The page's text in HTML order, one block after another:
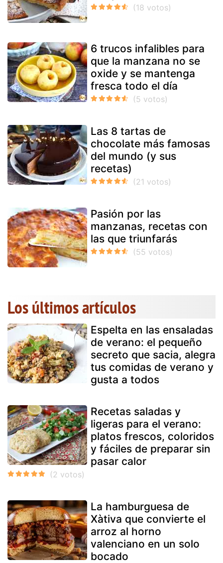
6 trucos infalibles para
que la manzana no se
oxide y se mantenga
fresca todo el día
Las 8 tartas de
chocolate más famosas
del mundo (y sus
recetas)
Pasión por las
manzanas, recetas con
las que triunfarás
Los últimos artículos
Espelta en las ensaladas
de verano: el pequeño
secreto que sacia, alegra
tus comidas de verano y
gusta a todos
Recetas saladas y
ligeras para el verano:
platos frescos, coloridos
y fáciles de preparar sin
pasar calor
La hamburguesa de
Xàtiva que convierte el
arroz al horno
valenciano en un solo
bocado